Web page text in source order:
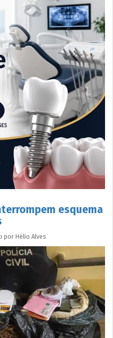
esquema
por Hélio Alves